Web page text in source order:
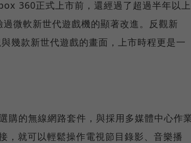
360正式上市前，還經過了超過半年以上
微軟新世代遊戲機的顯著改進。反觀新
幾款新世代遊戲的畫面，上市時程更是一
購的無線網路套件，與採用多媒體中心作
，就可以輕鬆操作電視節目錄影、音樂播